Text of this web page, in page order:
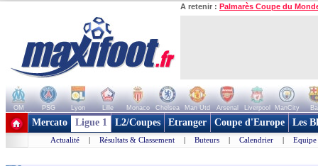
A retenir : Palmarès Coupe du
OM PSG Lyon Lille Monaco Chelsea Man Utd Arsenal Liverpool ManCity
+ de clubs
Mercato Ligue 1 L2/Coupes Etranger Coupe d'Europe Les
Actualité | Résultats & Classement | Buteurs | Calendrier | Equipe